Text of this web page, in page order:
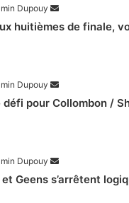
Dupouy
huitièmes de finale,
Dupouy
défi pour Collombon /
Dupouy
et Geens s’arrêtent